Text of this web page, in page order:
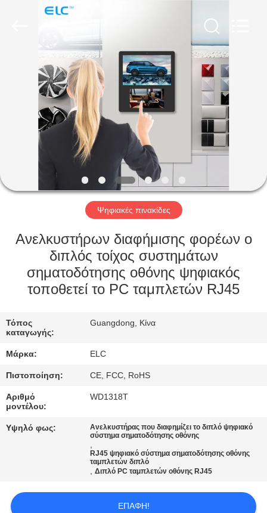
ΣΠΊΤΙ
ΠΡΟΪΌΝΤΑ
ΠΕΡΊΠΟΥ
ΕΜΕΊΣ
ΓΎΡΟΣ
ΕΡΓΟΣΤΑΣΊΩΝ
ΠΟΙΟΤΙΚΌΣ
ΈΛΕΓΧΟΣ
ΕΛΆΤΕ
ΣΕ
ΕΠΑΦΉ
ΖΗΤΉΣΤΕ
ΑΠΌΣΠΑΣΜΑ
SITEMAP
Ψηφιακές πινακίδες
Ανελκυστήρων διαφήμισης φορέων ο
διπλός τοίχος συστημάτων
σηματοδότησης οθόνης ψηφιακός
τοποθετεί το PC ταμπλετών RJ45
Τόπος
καταγωγής:
Guangdong, Κίνα
Μάρκα: ELC
Πιστοποίηση: CE, FCC, RoHS
Αριθμό
μοντέλου:
WD1318T
Υψηλό φως:
Ανελκυστήρας που διαφημίζει το διπλό ψηφιακό
σύστημα σηματοδότησης οθόνης
,
RJ45 ψηφιακό σύστημα σηματοδότησης οθόνης
ταμπλετών διπλό
,Διπλό PC ταμπλετών οθόνης RJ45
ΕΠΑΦΉ!